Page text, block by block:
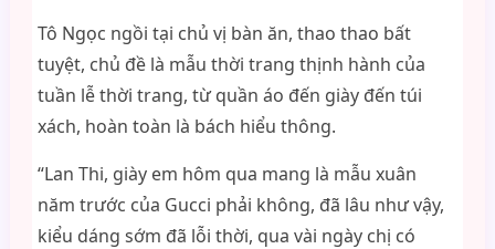
Tô Ngọc ngồi tại chủ vị bàn ăn, thao thao bất
tuyệt, chủ đề là mẫu thời trang thịnh hành của
tuần lễ thời trang, từ quần áo đến giày đến túi
xách, hoàn toàn là bách hiểu thông.
“Lan Thi, giày em hôm qua mang là mẫu xuân
năm trước của Gucci phải không, đã lâu như vậy,
kiểu dáng sớm đã lỗi thời, qua vài ngày chị có